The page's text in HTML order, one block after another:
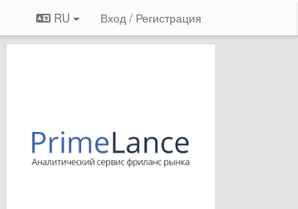
RU Вход / Регистрация